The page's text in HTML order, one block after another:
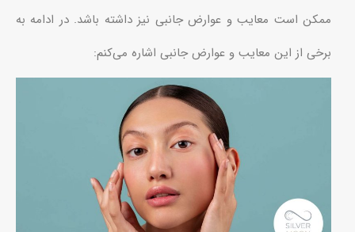
ممکن است معایب و عوارض جانبی نیز داشته باشد. در ادامه به
برخی از این معایب و عوارض جانبی اشاره می‌کنم: